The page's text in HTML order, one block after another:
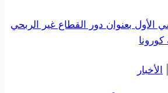
الأخبار